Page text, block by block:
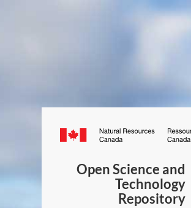
Canada.ca
Open Science and
Technology
Repository